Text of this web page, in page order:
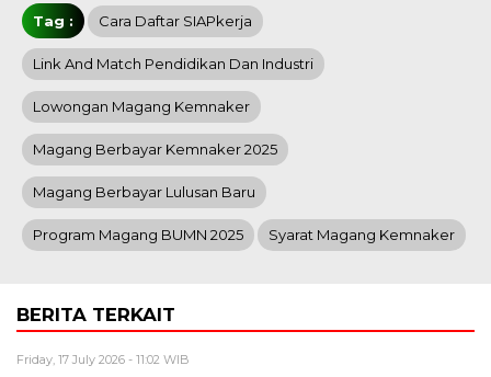
Tag : Cara Daftar SIAPkerja
Link And Match Pendidikan Dan Industri
Lowongan Magang Kemnaker
Magang Berbayar Kemnaker 2025
Magang Berbayar Lulusan Baru
Program Magang BUMN 2025 Syarat Magang Kemnaker
BERITA TERKAIT
Friday, 17 July 2026 - 11:02 WIB